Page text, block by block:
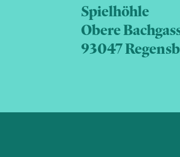
Spielhöhle
Obere
93047